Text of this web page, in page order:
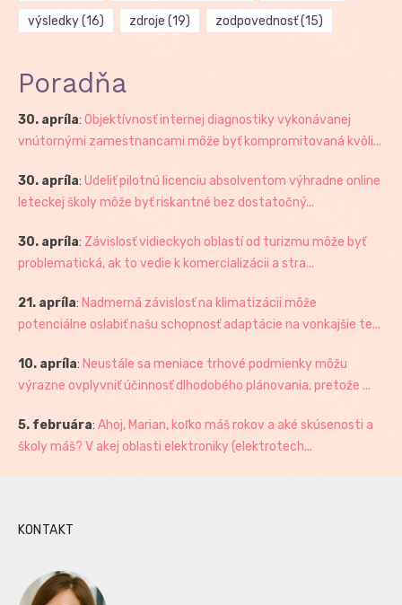
výsledky(16) zdroje (19) zodpovednosť(15)
Poradňa
30. apríla: Objektívnosť internej diagnostiky vykonávanej
vnútornými zamestnancami môže byť kompromitovaná kvôli...
30. apríla: Udeliť pilotnú licenciu absolventom výhradne online
leteckej školy môže byť riskantné bez dostatočný...
30. apríla: Závislosť vidieckych oblastí od turizmu môže byť
problematická, ak to vedie k komercializácii a stra...
21. apríla: Nadmerná závislosť na klimatizácii môže
potenciálne oslabiť našu schopnosť adaptácie na vonkajšie te...
10. apríla: Neustále sa meniace trhové podmienky môžu
výrazne ovplyvniť účinnosť dlhodobého plánovania, pretože ...
5. februára: Ahoj, Marian, koľko máš rokov a aké skúsenosti a
školy máš? V akej oblasti elektroniky (elektrotech...
KONTAKT